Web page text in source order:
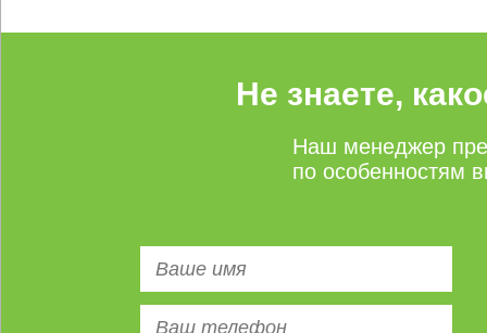
Не знаете,
Наш менеджер
по особенностям